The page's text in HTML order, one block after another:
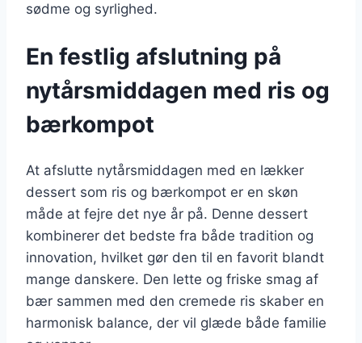
sødme og syrlighed.
En festlig afslutning på
nytårsmiddagen med ris og
bærkompot
At afslutte nytårsmiddagen med en lækker
dessert som ris og bærkompot er en skøn
måde at fejre det nye år på. Denne dessert
kombinerer det bedste fra både tradition og
innovation, hvilket gør den til en favorit blandt
mange danskere. Den lette og friske smag af
bær sammen med den cremede ris skaber en
harmonisk balance, der vil glæde både familie